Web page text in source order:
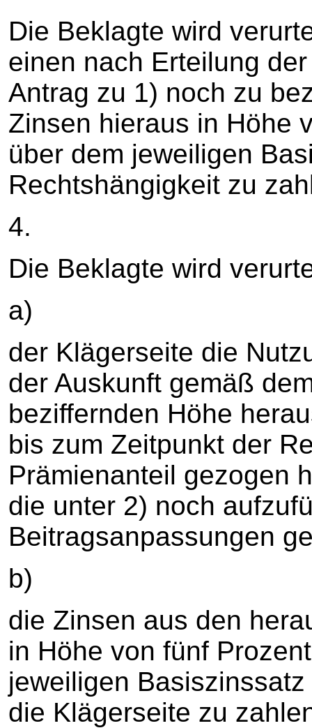
Die Beklagte wird
einen nach Erteilung
Antrag zu 1) noch zu
Zinsen hieraus in Höhe
über dem jeweiligen
Rechtshängigkeit zu
4.
Die Beklagte wird
a)
der Klägerseite die
der Auskunft gemäß
beziffernden Höhe
bis zum Zeitpunkt der
Prämienanteil gezogen
die unter 2) noch
Beitragsanpassungen
b)
die Zinsen aus den
in Höhe von fünf
jeweiligen
die Klägerseite zu